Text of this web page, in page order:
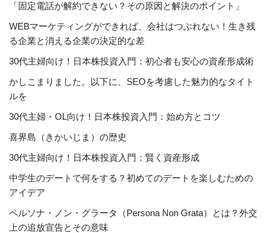
「固定電話が解約できない？その原因と解決のポイント」
WEBマーケティングができれば、会社はつぶれない！生き残
る企業と消える企業の決定的な差
30代主婦向け！日本株投資入門：初心者も安心の資産形成術
かしこまりました。以下に、SEOを考慮した魅力的なタイト
ルを
30代主婦・OL向け！日本株投資入門：始め方とコツ
喜界島（きかいじま）の歴史
30代主婦向け！日本株投資入門：賢く資産形成
中学生のデートで何をする？初めてのデートを楽しむための
アイデア
ペルソナ・ノン・グラータ（Persona Non Grata）とは？外交
上の追放宣告とその意味